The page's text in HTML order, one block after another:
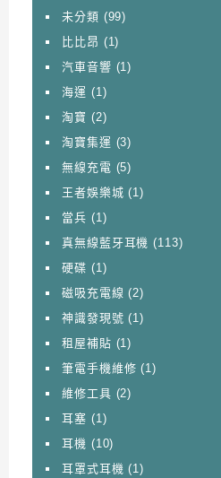
未分類 (99)
比比昂 (1)
汽車音響 (1)
海運 (1)
淘寶 (2)
淘寶集運 (3)
無線充電 (5)
王者娛樂城 (1)
當兵 (1)
真無線藍牙耳機 (113)
硬碟 (1)
磁吸充電線 (2)
神識發現號 (1)
租屋補貼 (1)
筆電手機維修 (1)
維修工具 (2)
耳塞 (1)
耳機 (10)
耳罩式耳機 (1)